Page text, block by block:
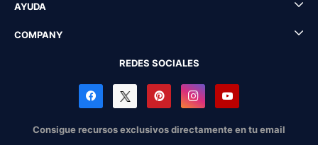
AYUDA
COMPANY
REDES SOCIALES
Consigue recursos exclusivos directamente en tu email